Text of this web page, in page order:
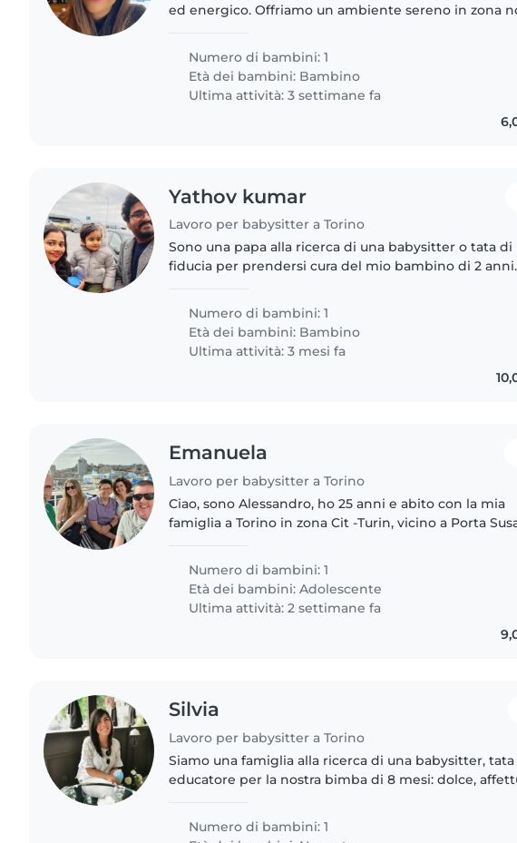
ed energico. Offriamo un ambiente sereno in zona
Numero di bambini: 1
Età dei bambini: Bambino
Ultima attività: 3 settimane fa
Yathov kumar
Lavoro per babysitter a Torino
Sono una papa alla ricerca di una babysitter o tata di
fiducia per prendersi cura del mio bambino di 2
ed è una vera..
Numero di bambini: 1
Età dei bambini: Bambino
Ultima attività: 3 mesi fa
Emanuela
Lavoro per babysitter a Torino
Ciao, sono Alessandro, ho 25 anni e abito con la mia
famiglia a Torino in zona Cit -Turin, vicino a Porta
una malattia..
Numero di bambini: 1
Età dei bambini:Adolescente
Ultima attività: 2 settimane fa
Silvia
Lavoro per babysitter a Torino
Siamo una famiglia alla ricerca di una babysitter, tata
educatore per la nostra bimba di 8 mesi: dolce,
Numero di bambini: 1